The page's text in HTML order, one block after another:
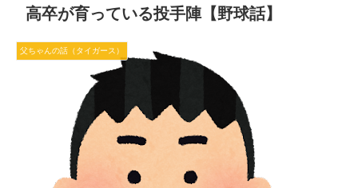
高卒が育っている投手陣【野球話】
父ちゃんの話（タイガース）